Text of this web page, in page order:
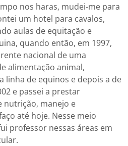
nos haras, mudei-me para
um hotel para cavalos,
aulas de equitação e
quando então, em 1997,
nacional de uma
alimentação animal,
linha de equinos e depois a de
e passei a prestar
nutrição, manejo e
até hoje. Nesse meio
professor nessas áreas em